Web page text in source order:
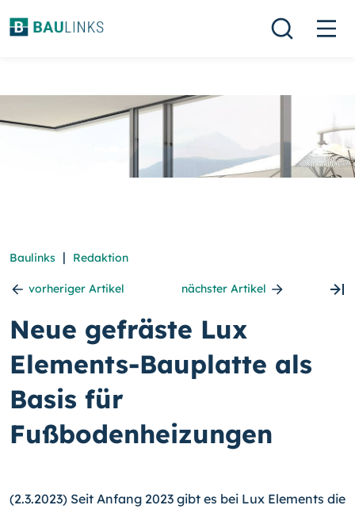
Baulinks | Redaktion
vorheriger Artikel nächster Artikel
Neue gefräste Lux
Elements-Bauplatte als
Basis für
Fußbodenheizungen
(2.3.2023) Seit Anfang 2023 gibt es bei Lux Elements die